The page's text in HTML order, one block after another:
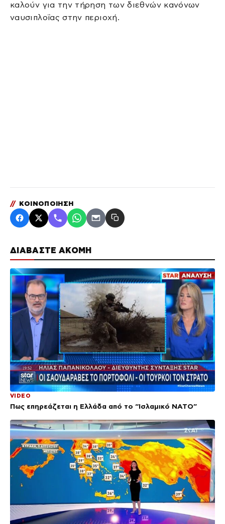
ΔΙΑΒΑΣΤΕ ΑΚΟΜΗ
VIDEO
Πως επηρεάζεται η Ελλάδα από το “Ισλαμικό ΝΑΤΟ”
καλούν για την τήρηση των διεθνών κανόνων
ναυσιπλοΐας στην περιοχή.
// ΚΟΙΝΟΠΟΙΗΣΗ